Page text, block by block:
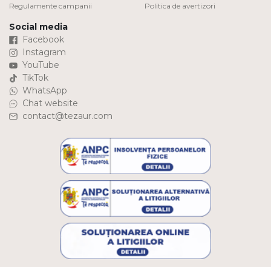
Regulamente campanii
Politica de avertizori
Social media
Facebook
Instagram
YouTube
TikTok
WhatsApp
Chat website
contact@tezaur.com